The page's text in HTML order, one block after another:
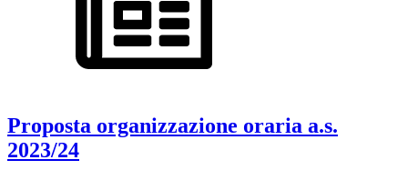
Proposta organizzazione oraria a.s.
2023/24